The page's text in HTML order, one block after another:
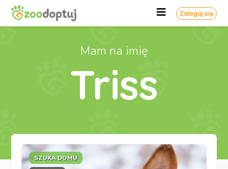
Zaloguj się
Mam na imię
Triss
SZUKA DOMU